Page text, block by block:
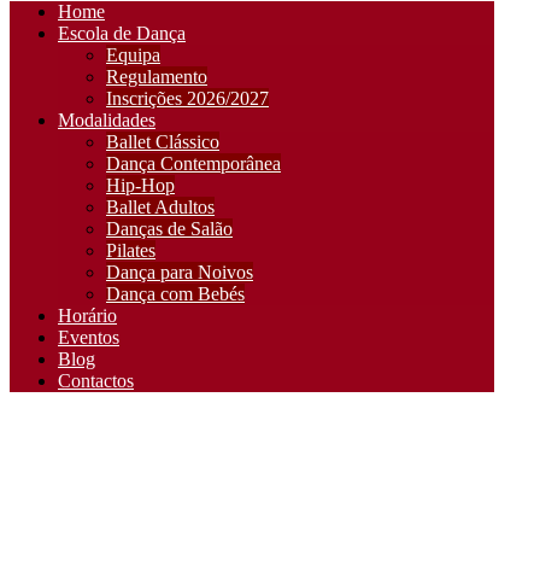
Home
Escola de Dança
Equipa
Regulamento
Inscrições 2026/2027
Modalidades
Ballet Clássico
Dança Contemporânea
Hip-Hop
Ballet Adultos
Danças de Salão
Pilates
Dança para Noivos
Dança com Bebés
Horário
Eventos
Blog
Contactos